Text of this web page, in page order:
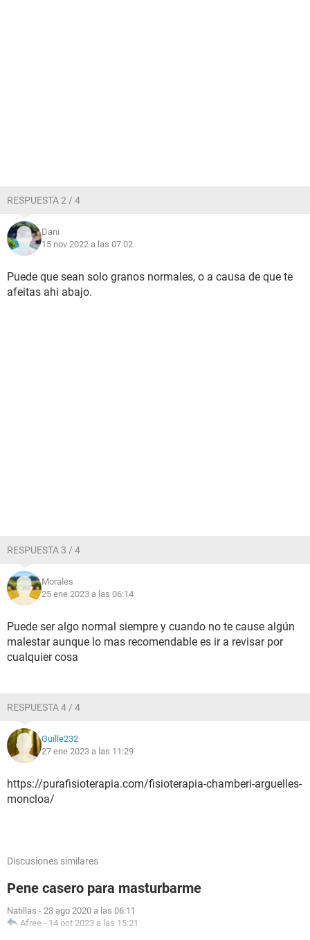
RESPUESTA 2 / 4
Dani
15 nov 2022 a las 07:02
Puede que sean solo granos normales, o a causa de que te
afeitas ahi abajo.
RESPUESTA 3 / 4
Morales
25 ene 2023 a las 06:14
Puede ser algo normal siempre y cuando no te cause algún
malestar aunque lo mas recomendable es ir a revisar por
cualquier cosa
RESPUESTA 4 / 4
Guille232
27 ene 2023 a las 11:29
https://purafisioterapia.com/fisioterapia-chamberi-arguelles-
moncloa/
Discusiones similares
Pene casero para masturbarme
Natillas - 23 ago 2020 a las 06:11
Afree - 14 oct 2023 a las 15:21